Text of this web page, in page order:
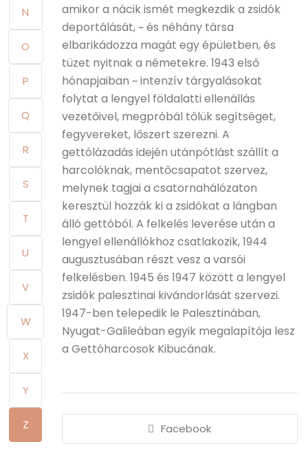
N
O
P
Q
R
S
T
U
V
W
X
Y
Z
amikor a nácik ismét megkezdik a zsidók
deportálását, ~ és néhány társa
elbarikádozza magát egy épületben, és
tüzet nyitnak a németekre. 1943 első
hónapjaiban ~ intenzív tárgyalásokat
folytat a lengyel földalatti ellenállás
vezetőivel, megpróbál tőlük segítséget,
fegyvereket, lőszert szerezni. A
gettólázadás idején utánpótlást szállít a
harcolóknak, mentőcsapatot szervez,
melynek tagjai a csatornahálózaton
keresztül hozzák ki a zsidókat a lángban
álló gettóból. A felkelés leverése után a
lengyel ellenállókhoz csatlakozik, 1944
augusztusában részt vesz a varsói
felkelésben. 1945 és 1947 között a lengyel
zsidók palesztinai kivándorlását szervezi.
1947-ben telepedik le Palesztinában,
Nyugat-Galileában egyik megalapítója lesz
a Gettóharcosok Kibucának.
Facebook